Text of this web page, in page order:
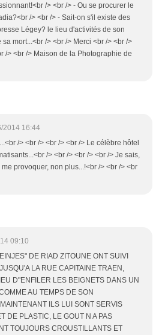
/> <br /> - Ou se procurer le
/> <br /> - Sait-on s'il existe des
Légey? le lieu d'activités de son
mort...<br /> <br /> Merci <br /> <br />
/> <br /> Maison de la Photographie de
2014 16:44
/> <br /> <br /> <br /> Le célèbre hôtel
/> <br /> <br /> <br /> Je sais,
provoquer, non plus...!<br /> <br /> <br
09:10
DE RIAD ZITOUNE ONT SUIVI
LA RUE CAPITAINE TRAEN,
D"ENFILER LES BEIGNETS DANS UN
AU TEMPS DE SON
ILS LUI SONT SERVIS
DE PLASTIC, LE GOUT N A PAS
TOUJOURS CROUSTILLANTS ET